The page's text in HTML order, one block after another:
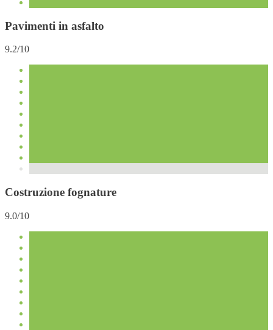
Pavimenti in asfalto
9.2/10
Costruzione fognature
9.0/10